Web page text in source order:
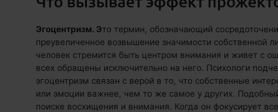
Эгоцентризм. Это термин, обозначающий
преувеличенное возвышение значимости собственной
человек стремится быть центром внимания и живет с
всех обращены исключительно на него. Психологи
эгоцентризм связан с верой в то, что собственные
или эмоции важнее, чем то же самое у других.
поиске восхищения и внимания. Когда он фокусирует